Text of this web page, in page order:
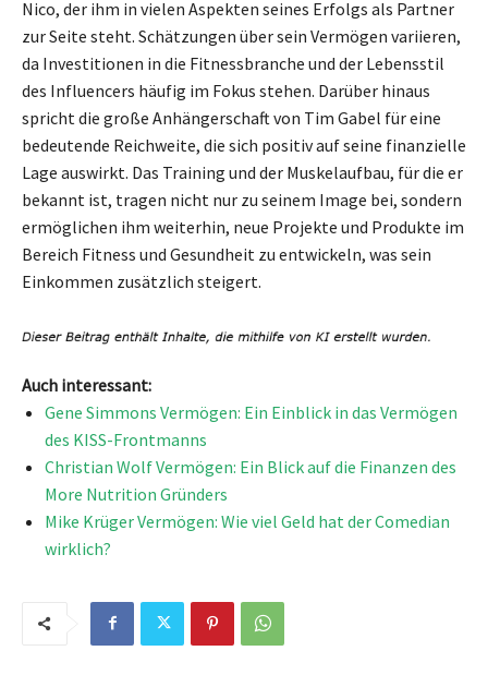
Nico, der ihm in vielen Aspekten seines Erfolgs als Partner
zur Seite steht. Schätzungen über sein Vermögen variieren,
da Investitionen in die Fitnessbranche und der Lebensstil
des Influencers häufig im Fokus stehen. Darüber hinaus
spricht die große Anhängerschaft von Tim Gabel für eine
bedeutende Reichweite, die sich positiv auf seine finanzielle
Lage auswirkt. Das Training und der Muskelaufbau, für die er
bekannt ist, tragen nicht nur zu seinem Image bei, sondern
ermöglichen ihm weiterhin, neue Projekte und Produkte im
Bereich Fitness und Gesundheit zu entwickeln, was sein
Einkommen zusätzlich steigert.
Auch interessant:
Gene Simmons Vermögen: Ein Einblick in das Vermögen
des KISS-Frontmanns
Christian Wolf Vermögen: Ein Blick auf die Finanzen des
More Nutrition Gründers
Mike Krüger Vermögen: Wie viel Geld hat der Comedian
wirklich?